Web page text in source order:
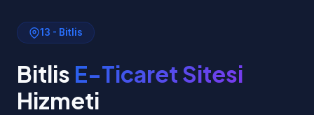
13 - Bitlis
Bitlis E-Ticaret Sitesi
Hizmeti